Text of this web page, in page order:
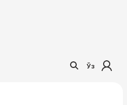
Ўз